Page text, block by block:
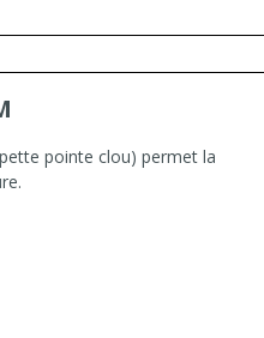
pointe clou) permet la